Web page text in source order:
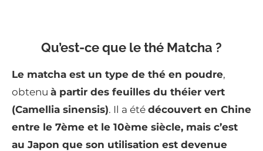
Qu’est-ce que le thé Matcha ?
Le matcha est un type de thé en poudre,
obtenu à partir des feuilles du théier vert
(Camellia sinensis). Il a été découvert en Chine
entre le 7ème et le 10ème siècle, mais c’est
au Japon que son utilisation est devenue